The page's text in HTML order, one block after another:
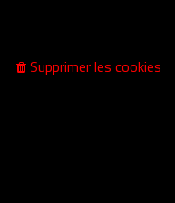
Supprimer les cookies